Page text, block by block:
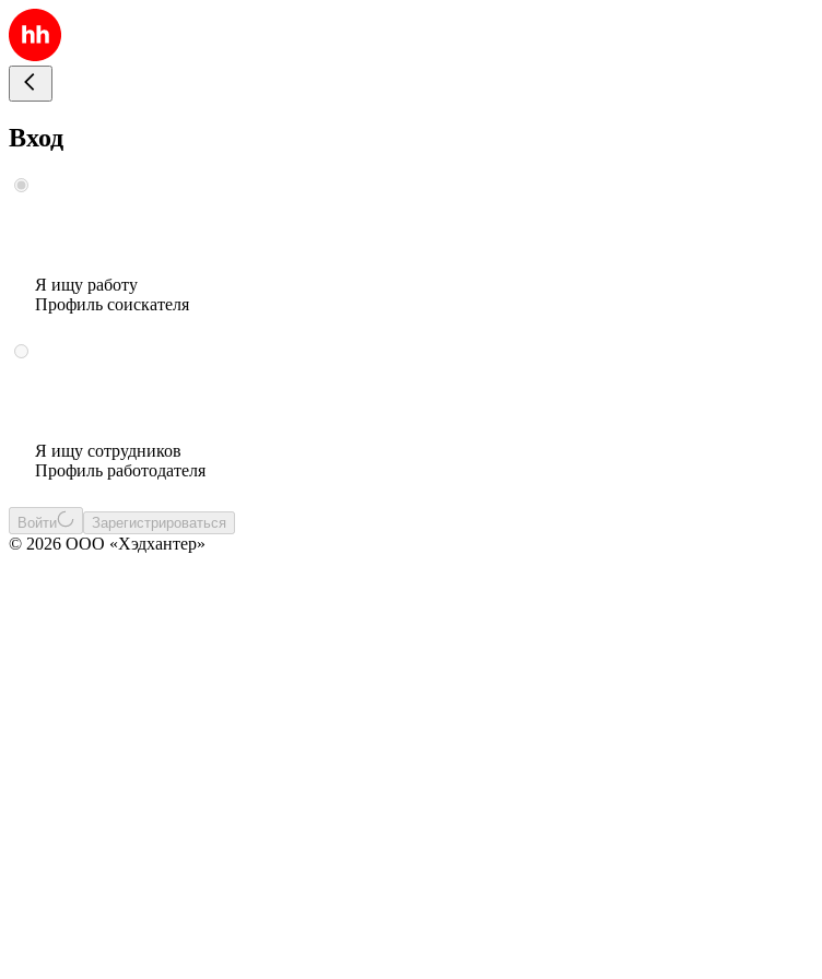
Вход
Я ищу работу
Профиль соискателя
Я ищу сотрудников
Профиль работодателя
Войти Зарегистрироваться
© 2026 ООО «Хэдхантер»